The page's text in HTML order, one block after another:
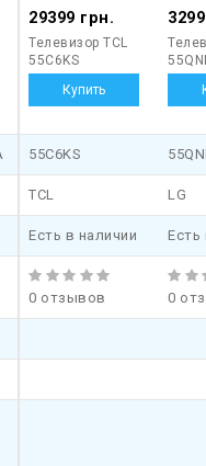
внутри этой сети,
отдельных
что через сеть
видео с других
Сама сеть строится на
к ней может
29399 грн.
Телевизор TCL
55C6KS
55C6KS
TCL LG
Есть в наличии Есть
0 отзывов 0